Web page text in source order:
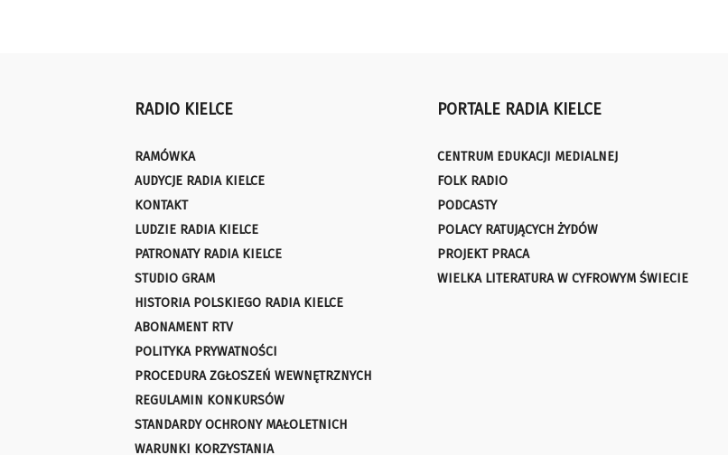
RADIO KIELCE
RAMÓWKA
AUDYCJE RADIA KIELCE
KONTAKT
LUDZIE RADIA KIELCE
PATRONATY RADIA KIELCE
STUDIO GRAM
HISTORIA POLSKIEGO RADIA KIELCE
ABONAMENT RTV
POLITYKA PRYWATNOŚCI
PROCEDURA ZGŁOSZEŃ WEWNĘTRZNYCH
REGULAMIN KONKURSÓW
STANDARDY OCHRONY MAŁOLETNICH
WARUNKI KORZYSTANIA
PORTALE RADIA KIELCE
CENTRUM EDUKACJI MEDIALNEJ
FOLK RADIO
PODCASTY
POLACY RATUJĄCYCH ŻYDÓW
PROJEKT PRACA
WIELKA LITERATURA W CYFROWYM ŚWIECIE